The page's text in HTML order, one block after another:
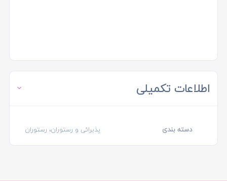
اطلاعات تکمیلی
دسته بندی پذیرائی و رستوران، رستوران